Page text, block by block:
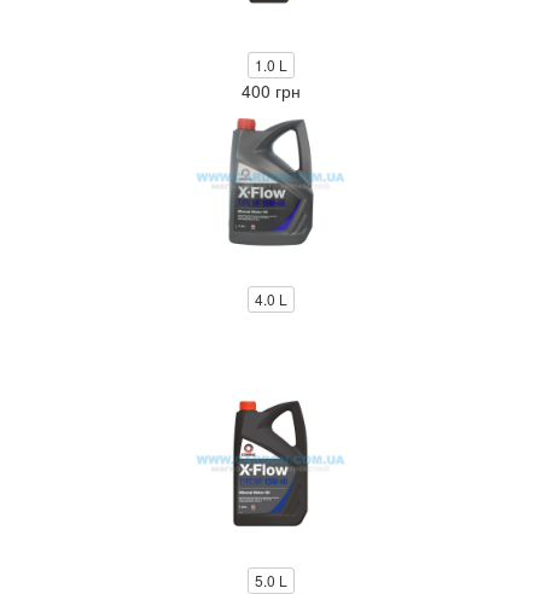
1.0 L
400 грн
4.0 L
5.0 L